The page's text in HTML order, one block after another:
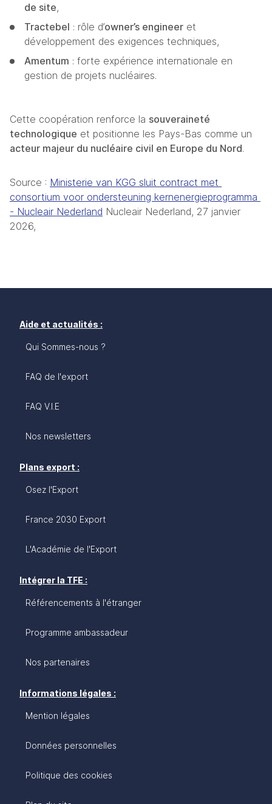
de site,
Tractebel : rôle d’owner’s engineer et
développement des exigences techniques,
Amentum : forte expérience internationale en
gestion de projets nucléaires.
Cette coopération renforce la souveraineté
technologique
acteur majeur du nucléaire civil en Europe du Nord.
Source : Ministerie van KGG sluit contract met
consortium voor ondersteuning kernenergieprogramma
- Nucleair Nederland Nucleair Nederland, 27 janvier
2026,
Aide et actualités :
Qui Sommes-nous ?
FAQ de l'export
FAQ V.I.E
Nos newsletters
Plans export :
Osez l'Export
France 2030 Export
L'Académie de l'Export
Intégrer la TFE :
Référencements à l'étranger
Programme ambassadeur
Nos partenaires
Informations légales :
Mention légales
Données personnelles
Politique des cookies